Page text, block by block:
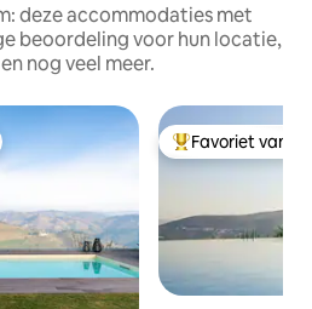
deze accommodaties met
beoordeling voor hun locatie,
nog veel meer.
Topfavoriet van
Favoriet van